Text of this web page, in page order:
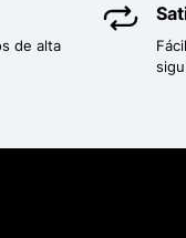
de alta